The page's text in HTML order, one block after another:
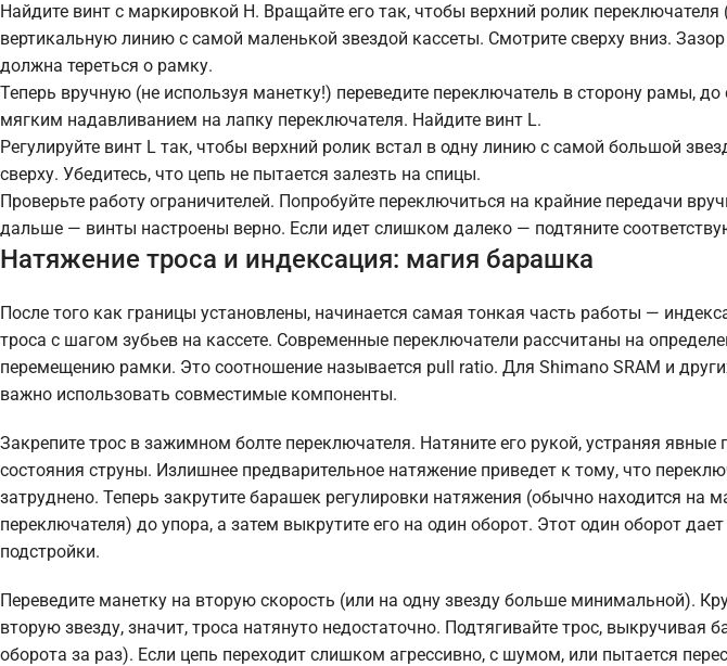
Найдите винт с маркировкой H. Вращайте его так, чтобы верхний ролик
вертикальную линию с самой маленькой звездой кассеты. Смотрите сверху вниз.
должна тереться о рамку.
Теперь вручную (не используя манетку!) переведите переключатель в сторону рамы,
мягким надавливанием на лапку переключателя. Найдите винт L.
Регулируйте винт L так, чтобы верхний ролик встал в одну линию с самой большой
сверху. Убедитесь, что цепь не пытается залезть на спицы.
Проверьте работу ограничителей. Попробуйте переключиться на крайние передачи
дальше — винты настроены верно. Если идет слишком далеко — подтяните
Натяжение троса и индексация: магия барашка
После того как границы установлены, начинается самая тонкая часть работы —
троса с шагом зубьев на кассете. Современные переключатели рассчитаны на
перемещению рамки. Это соотношение называется pull ratio. Для Shimano SRAM и
важно использовать совместимые компоненты.
Закрепите трос в зажимном болте переключателя. Натяните его рукой, устраняя явные
состояния струны. Излишнее предварительное натяжение приведет к тому, что
затруднено. Теперь закрутите барашек регулировки натяжения (обычно находится на
переключателя) до упора, а затем выкрутите его на один оборот. Этот один оборот
подстройки.
Переведите манетку на вторую скорость (или на одну звезду больше минимальной).
вторую звезду, значит, троса натянуто недостаточно. Подтягивайте трос, выкручивая
оборота за раз). Если цепь переходит слишком агрессивно, с шумом, или пытается